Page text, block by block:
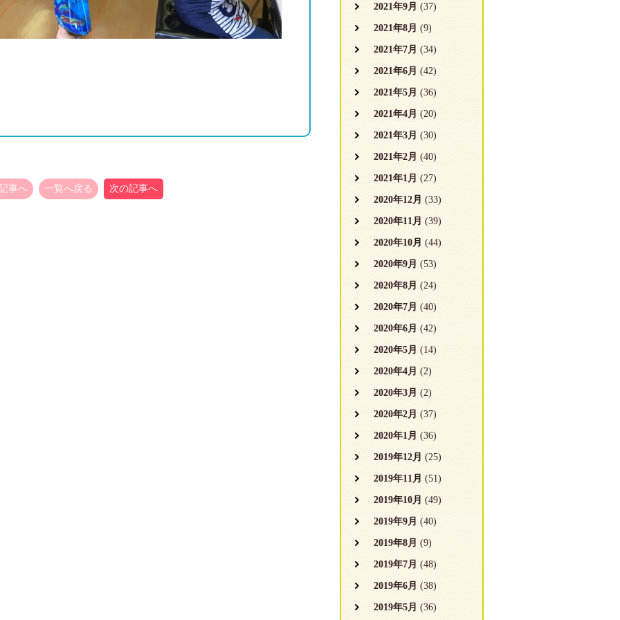
事へ 一覧へ戻る 次の記事へ
2021年9月 (37)
2021年8月 (9)
2021年7月 (34)
2021年6月 (42)
2021年5月 (36)
2021年4月 (20)
2021年3月 (30)
2021年2月 (40)
2021年1月 (27)
2020年12月 (33)
2020年11月 (39)
2020年10月 (44)
2020年9月 (53)
2020年8月 (24)
2020年7月 (40)
2020年6月 (42)
2020年5月 (14)
2020年4月 (2)
2020年3月 (2)
2020年2月 (37)
2020年1月 (36)
2019年12月 (25)
2019年11月 (51)
2019年10月 (49)
2019年9月 (40)
2019年8月 (9)
2019年7月 (48)
2019年6月 (38)
2019年5月 (36)